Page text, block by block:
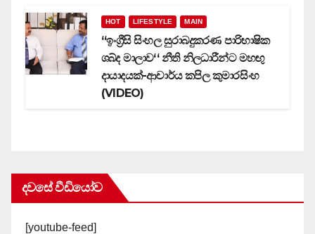
HOT LIFESTYLE MAIN
‘‘ඉංග්‍රීසි සිංහල සුරාබදුකරණ පාරිභාෂික
ශබ්ද මාලාව‘‘ නීති නිලධාරීන්ට මහඟු
දායාදයක්-ආචාර්ය කපිල කුමාරසිංහ
(VIDEO)
දවසේ වීඩියෝව
[youtube-feed]